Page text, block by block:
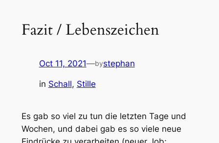
Fazit / Lebenszeichen
Oct 11, 2021—bystephan
in Schall, Stille
Es gab so viel zu tun die letzten Tage und
Wochen, und dabei gab es so viele neue